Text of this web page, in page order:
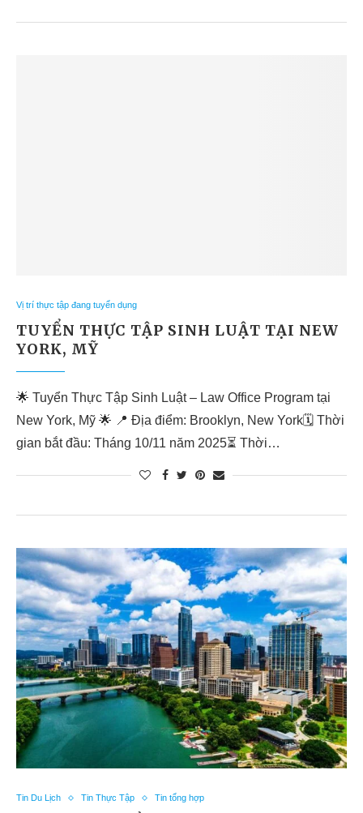
Vị trí thực tập đang tuyển dụng
TUYỂN THỰC TẬP SINH LUẬT TẠI NEW
YORK, MỸ
🌟 Tuyển Thực Tập Sinh Luật – Law Office Program tại
New York, Mỹ 🌟 📍 Địa điểm: Brooklyn, New York🗓 Thời
gian bắt đầu: Tháng 10/11 năm 2025⏳ Thời…
Tin Du Lịch Tin Thực Tập Tin tổng hợp